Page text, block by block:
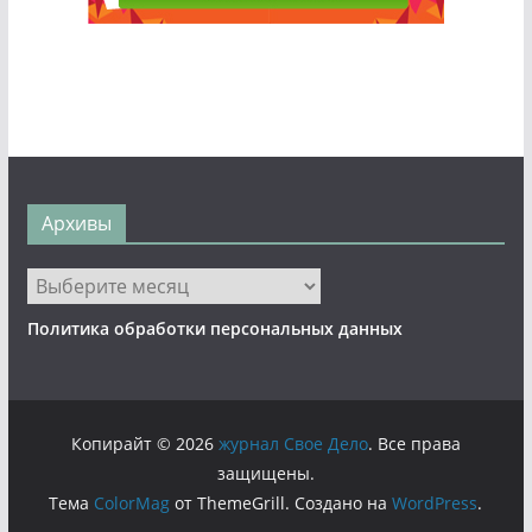
Архивы
Архивы
Политика обработки персональных данных
Копирайт © 2026 журнал Свое Дело. Все права
защищены.
Тема ColorMag от ThemeGrill. Создано наWordPress.